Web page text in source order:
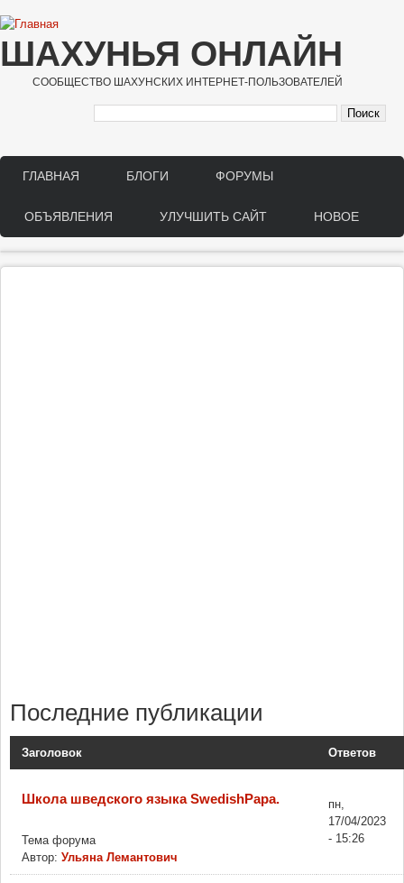
Перейти к основному содержанию
ШАХУНЬЯ ОНЛАЙН
СООБЩЕСТВО ШАХУНСКИХ ИНТЕРНЕТ-ПОЛЬЗОВАТЕЛЕЙ
Main menu
ГЛАВНАЯ БЛОГИ ФОРУМЫ
ОБЪЯВЛЕНИЯ УЛУЧШИТЬ САЙТ НОВОЕ
Последние публикации
Заголовок Ответов
Школа шведского языка SwedishPapa.
Тема форума
Автор: Ульяна Лемантович
пн,
17/04/2023
- 15:26